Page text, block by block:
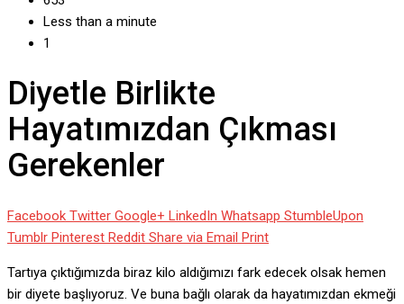
Less than a minute
1
Diyetle Birlikte
Hayatımızdan Çıkması
Gerekenler
Facebook Twitter Google+ LinkedIn Whatsapp StumbleUpon
Tumblr Pinterest Reddit Share via Email Print
Tartıya çıktığımızda biraz kilo aldığımızı fark edecek olsak hemen
bir diyete başlıyoruz. Ve buna bağlı olarak da hayatımızdan ekmeği